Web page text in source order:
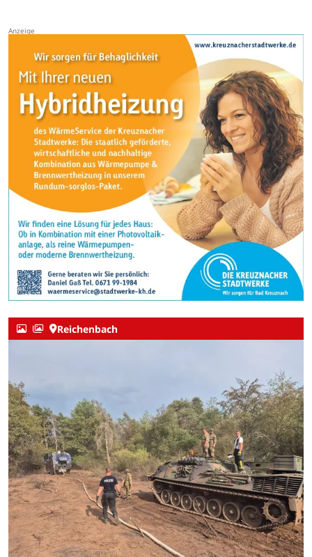
Reichenbach